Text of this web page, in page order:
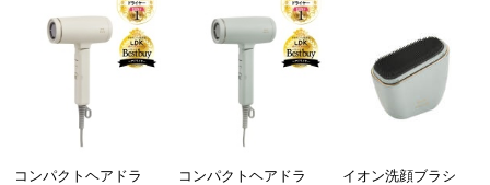
コンパクトヘアドラ
コンパクトヘアドラ
イオン洗顔ブラシ